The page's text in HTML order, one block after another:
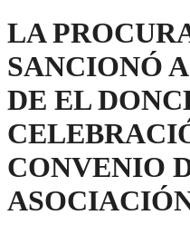
LA
SANCIONÓ
DE EL
CONVENIO